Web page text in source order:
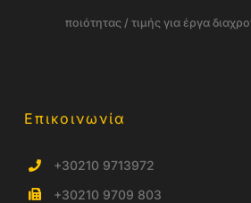
ποιότητας / τιμής για έργα
Επικοινωνία
+30210 9713972
+30210 9709 803